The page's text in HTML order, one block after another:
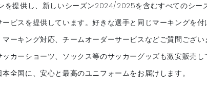
を提供し、新しいシーズン2024/2025を含むすべてのシー
ビスを提供しています。好きな選手と同じマーキングを
ーキング対応、チームオーダーサービスなどご質問ござ
カーショーツ、ソックス等のサッカーグッズも激安販売し
全国に、安心と最高のユニフォームをお届けします。